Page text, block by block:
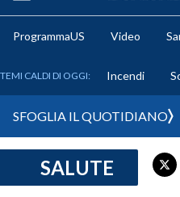
METEO
CRONACA SARDEGNA
ProgrammaUS Video
TEMI CALDI DI OGGI: Incendi
SFOGLIA IL QUOTIDIANO
SALUTE